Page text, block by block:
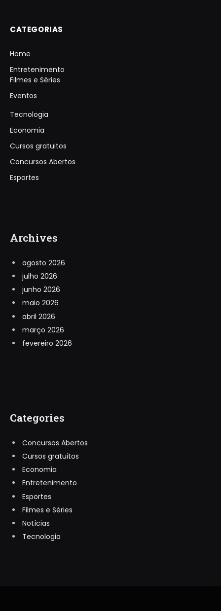
CATEGORIAS
Home
Entretenimento
Filmes e Séries
Eventos
Tecnologia
Economia
Cursos gratuitos
Concursos Abertos
Esportes
Archives
agosto 2026
julho 2026
junho 2026
maio 2026
abril 2026
março 2026
fevereiro 2026
Categories
Concursos Abertos
Cursos gratuitos
Economia
Entretenimento
Esportes
Filmes e Séries
Notícias
Tecnologia